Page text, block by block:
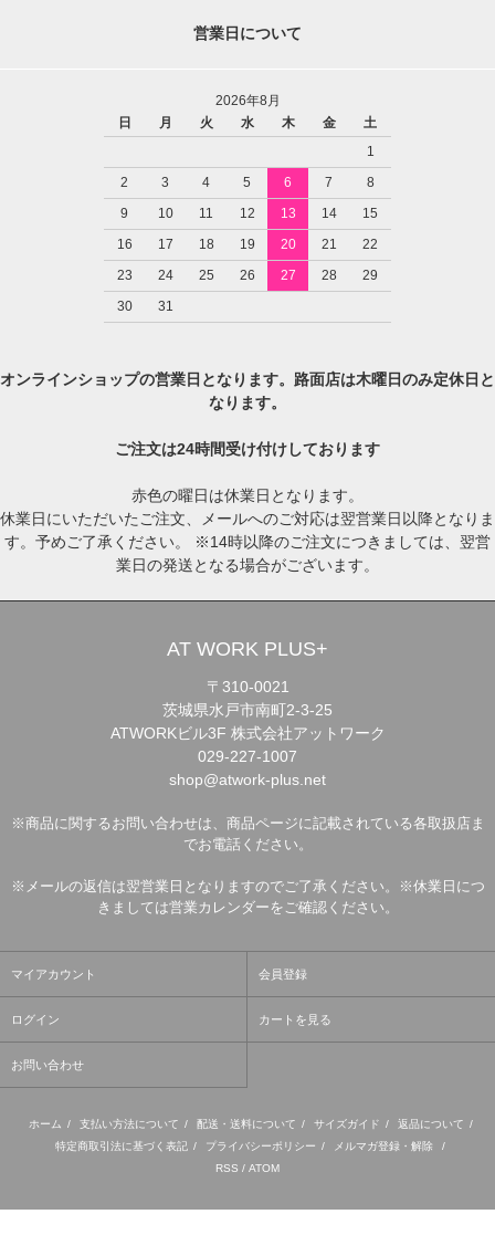
営業日について
2026年8月
日
月 火 水 木 金
土
1
2
3 4 5 6 7
8
9
10 11 12 13 14
15
16
17 18 19 20 21
22
23
24 25 26 27 28
29
30
31
オンラインショップの営業日となります。路面店は木曜日のみ定休日と
なります。
ご注文は24時間受け付けしております
赤色の曜日は休業日となります。
休業日にいただいたご注文、メールへのご対応は翌営業日以降となりま
す。予めご了承ください。 ※14時以降のご注文につきましては、翌営
業日の発送となる場合がございます。
AT WORK PLUS+
〒310-0021
茨城県水戸市南町2-3-25
ATWORKビル3F 株式会社アットワーク
029-227-1007
shop@atwork-plus.net
※商品に関するお問い合わせは、商品ページに記載されている各取扱店ま
でお電話ください。
※メールの返信は翌営業日となりますのでご了承ください。※休業日につ
きましては営業カレンダーをご確認ください。
マイアカウント 会員登録
ログイン カートを見る
お問い合わせ
ホーム / 支払い方法について / 配送・送料について / サイズガイド / 返品について /
特定商取引法に基づく表記 / プライバシーポリシー / メルマガ登録・解除
/
RSS / ATOM